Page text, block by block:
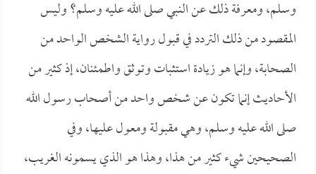
وسلم، ومعرفة ذلك عن النبي صلى الله عليه وسلم؟ وليس
المقصود من ذلك التردد في قبول رواية الشخص الواحد من
الصحابة، وإنما هو زيادة استثبات وتوثق واطمئنان، إذ كثير من
الأحاديث إنما تكون عن شخص واحد من أصحاب رسول الله
صلى الله عليه وسلم، وهي مقبولة ومعول عليها، وفي
الصحيحين شيء كثير من هذا، وهذا هو الذي يسمونه الغريب،